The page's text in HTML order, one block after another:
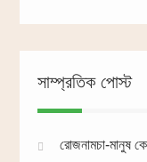
সাম্প্রতিক পোস্ট
রোজনামচা-মানুষ